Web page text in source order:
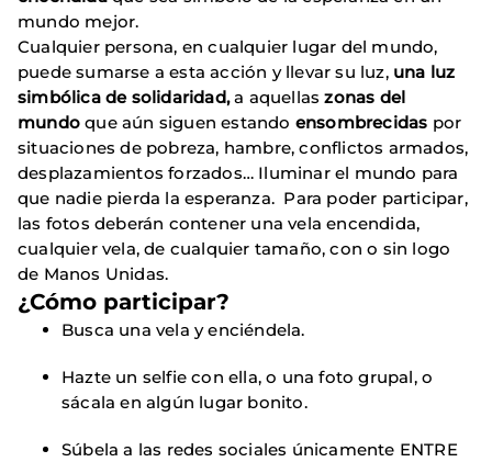
mundo mejor.
Cualquier persona, en cualquier lugar del mundo,
puede sumarse a esta acción y llevar su luz,una luz
simbólica de solidaridad,a aquellaszonas del
mundo que aún siguen estando ensombrecidas por
situaciones de pobreza, hambre, conflictos armados,
desplazamientos forzados… Iluminar el mundo para
que nadie pierda la esperanza. Para poder participar,
las fotos deberán contener una vela encendida,
cualquier vela, de cualquier tamaño, con o sin logo
de Manos Unidas.
¿Cómo participar?
Busca una vela y enciéndela.
Hazte un selfie con ella, o una foto grupal, o
sácala en algún lugar bonito.
Súbela a las redes sociales únicamente ENTRE